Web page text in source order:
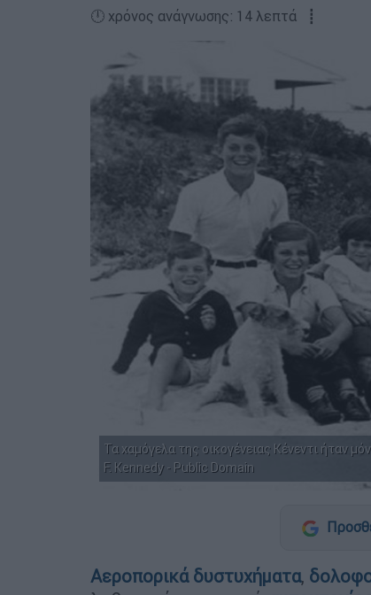
🕛 χρόνος ανάγνωσης: 14 λεπτά ┋
Τα χαμόγελα της οικογένειας Κένεντι ήταν
F. Kennedy - Public Domain
Αεροπορικά δυστυχήματα,